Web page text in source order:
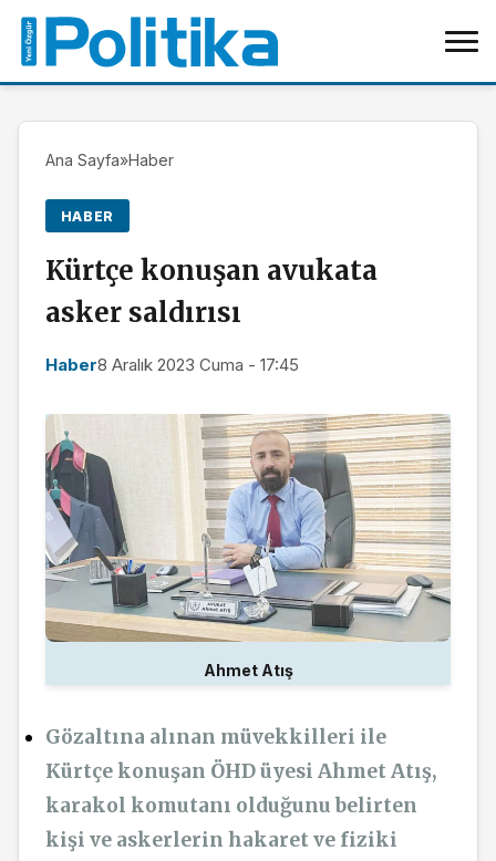
Ana Sayfa»Haber
HABER
Kürtçe konuşan avukata
asker saldırısı
Haber8 Aralık 2023 Cuma - 17:45
Ahmet Atış
Gözaltına alınan müvekkilleri ile
Kürtçe konuşan ÖHD üyesi Ahmet Atış,
karakol komutanı olduğunu belirten
kişi ve askerlerin hakaret ve fiziki